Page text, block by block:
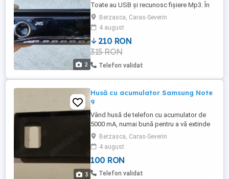
2
Toate au USB și recunosc fișiere Mp3. În
poze sunt tot ce vă trebuie să știți despre
ele. 20 EUR bucata.
Berzasca, Caras-Severin
4 august
210 RON
315 RON
Telefon validat
3
Husă cu acumulator Samsung Note
9
Vând husă de telefon cu acumulator de
5000 mA, numai bună pentru a vă extinde
bateria telefonului atunci când nu aveți
posibilitatea de încărcare. În momentul în
care telefonul este descărcat, aveți un
buton prin care activați încărcarea printr-o
apăsare scurtă. La o apăsare lungă,
Berzasca, Caras-Severin
4 august
100 RON
Telefon validat